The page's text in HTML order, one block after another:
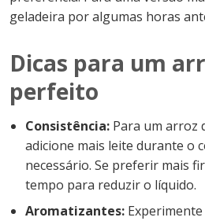
geladeira por algumas horas
Dicas para um
perfeito
Consistência: Para um arroz
adicione mais leite durante o
necessário. Se preferir mais
tempo para reduzir o líquido.
Aromatizantes: